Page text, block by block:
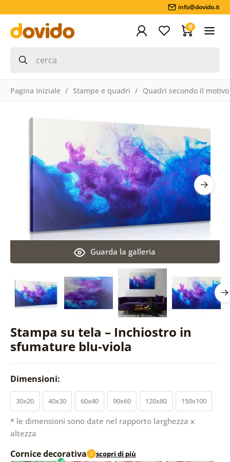
info@dovido.it
0
Pagina iniziale Stampe e quadri Quadri secondo il motivo
Stampa su tela – Inchiostro in
sfumature blu-viola
Guarda la galleria
Dimensioni:
30x20 40x30 60x40 90x60 120x80 150x100
* le dimensioni sono date nel rapporto larghezza x
altezza
Cornice decorativa i scopri di più